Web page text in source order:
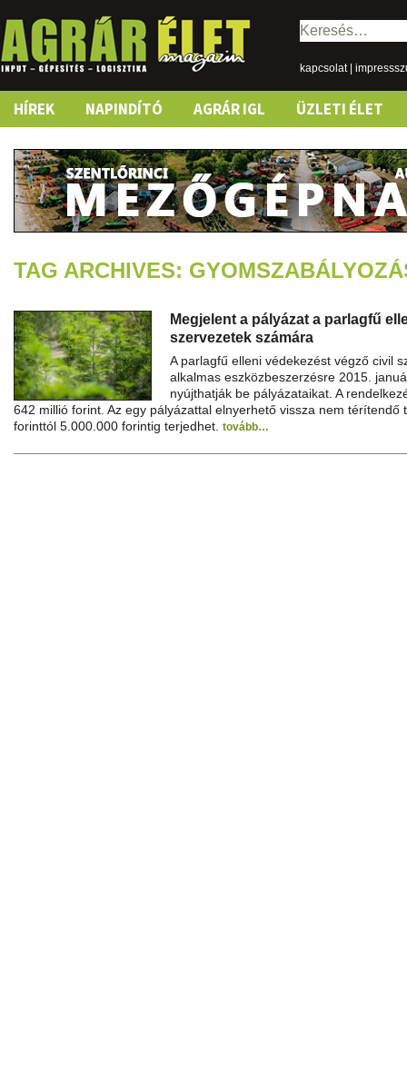
Keresés:
kapcsolat|
Skip
content
HÍREK NAPINDÍTÓ AGRÁR IGL ÜZLETI ÉLET
TAG ARCHIVES:
Megjelent a pályázat a parlagfű
szervezetek számára
A parlagfű elleni védekezést végző civil
alkalmas eszközbeszerzésre 2015.
nyújthatják be pályázataikat. A
642 millió forint. Az egy pályázattal elnyerhető vissza nem térítendő
forinttól 5.000.000 forintig terjedhet. tovább…